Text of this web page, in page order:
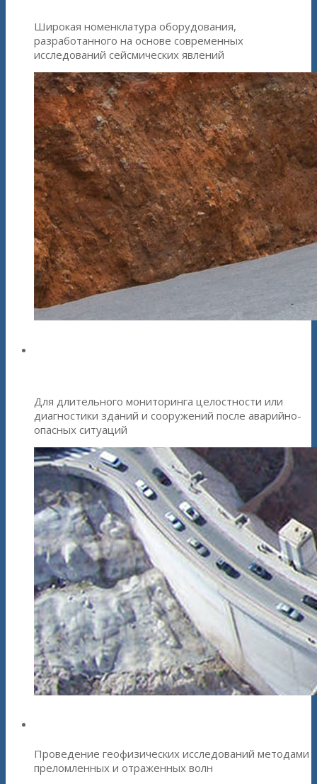
Широкая номенклатура оборудования,
разработанного на основе современных
исследований сейсмических явлений
Для длительного мониторинга целостности или
диагностики зданий и сооружений после аварийно-
опасных ситуаций
Проведение геофизических исследований методами
преломленных и отраженных волн